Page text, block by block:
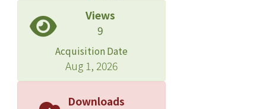
Views
9
Acquisition Date
Aug 1, 2026
Downloads